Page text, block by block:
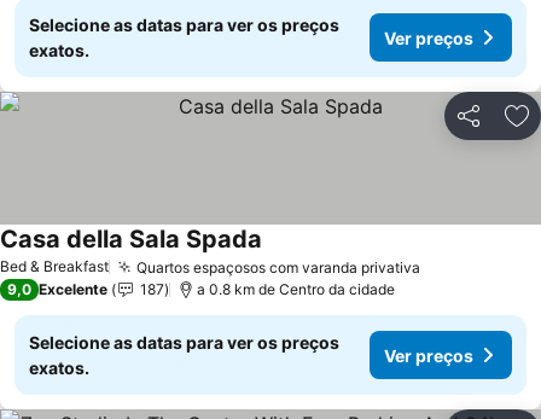
Selecione as datas para ver os preços
exatos.
Ver preços
Partilhar
Bed & Breakfast Quartos espaçosos com varanda privativa
Casa della Sala Spada
9,0 Excelente 187 a 0.8 km de Centro da cidade
Selecione as datas para ver os preços
exatos.
Ver preços